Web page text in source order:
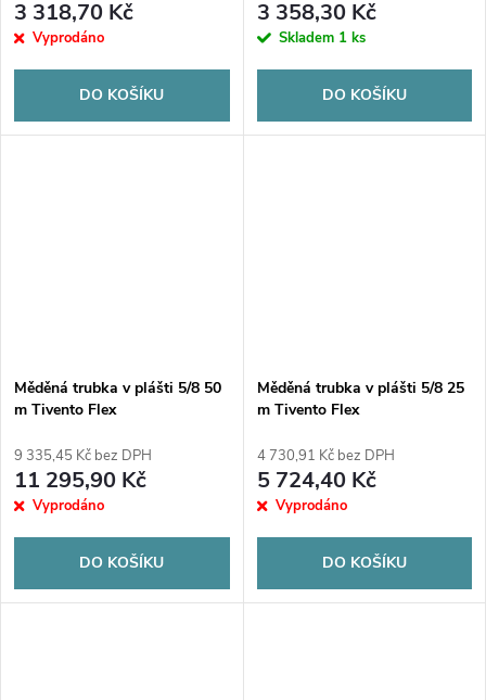
3 318,70 Kč
Vyprodáno
DO KOŠÍKU
3 358,30 Kč
Skladem 1 ks
DO KOŠÍKU
Měděná trubka v plášti 5/8 50
m Tivento Flex
9 335,45 Kč bez DPH
11 295,90 Kč
Vyprodáno
DO KOŠÍKU
Měděná trubka v plášti 5/8 25
m Tivento Flex
4 730,91 Kč bez DPH
5 724,40 Kč
Vyprodáno
DO KOŠÍKU